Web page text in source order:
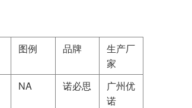
图例 品牌
生产厂
家
NA 诺必思
广州优
诺